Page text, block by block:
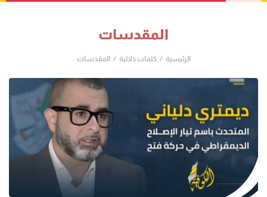
المقدسات
الرئيسية كلمات دلالية المقدسات